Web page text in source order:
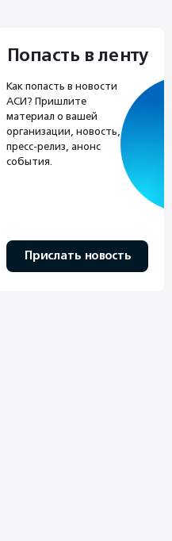
Попасть в ленту
Как попасть в новости
АСИ? Пришлите
материал о вашей
организации, новость,
пресс-релиз, анонс
события.
Прислать новость